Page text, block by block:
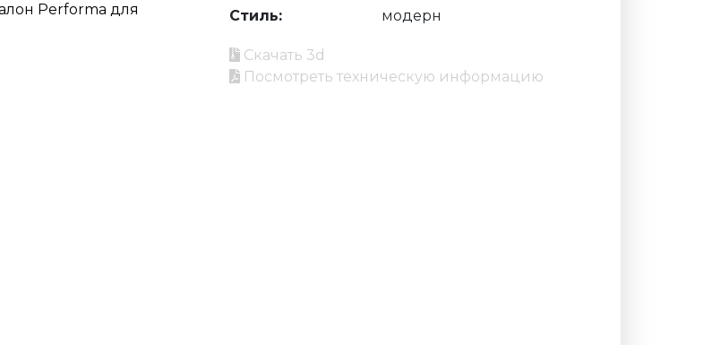
Performa для
Стиль:
модерн
Скачать 3d
Посмотреть техническую информацию